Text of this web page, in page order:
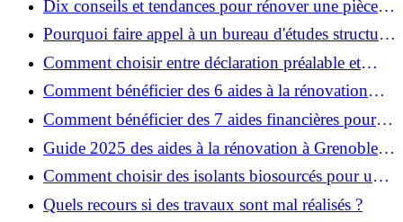
Dix conseils et tendances pour rénover une pièce
de la maison
Pourquoi faire appel à un bureau d'études structure
pour garantir la sécurité de vos rénovations ?
Comment choisir entre déclaration préalable et
permis de construire pour vos travaux ?
Comment bénéficier des 6 aides à la rénovation
énergétique à Grenoble ?
Comment bénéficier des 7 aides financières pour la
rénovation énergétique à Voiron ?
Guide 2025 des aides à la rénovation à Grenoble et
Voiron : MaPrimeRénov’, CEE, aides locales
Comment choisir des isolants biosourcés pour une
rénovation écologique ?
Quels recours si des travaux sont mal réalisés ?